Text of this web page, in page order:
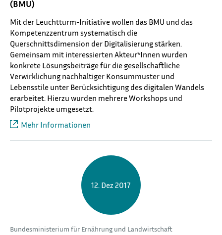
(BMU)
Mit der Leuchtturm-Initiative wollen das BMU und das
Kompetenzzentrum systematisch die
Querschnittsdimension der Digitalisierung stärken.
Gemeinsam mit interessierten Akteur*Innen wurden
konkrete Lösungsbeiträge für die gesellschaftliche
Verwirklichung nachhaltiger Konsummuster und
Lebensstile unter Berücksichtigung des digitalen Wandels
erarbeitet. Hierzu wurden mehrere Workshops und
Pilotprojekte umgesetzt.
Mehr Informationen
12. Dez 2017
Bundesministerium für Ernährung und Landwirtschaft